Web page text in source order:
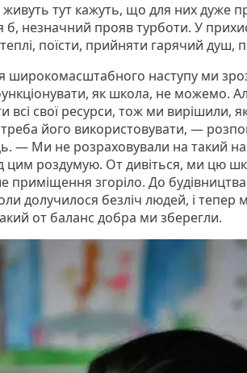
живуть тут кажуть, що для них дуже
б, незначний прояв турботи. У
поїсти, прийняти гарячий душ,
наступу ми
як школа, не можемо.
всі свої ресурси, тож ми вирішили,
його використовувати, —
— Ми не розраховували на такий
цим роздумую. От дивіться, ми цю
приміщення згоріло. До
долучилося безліч людей, і тепер
от баланс добра ми зберегли.